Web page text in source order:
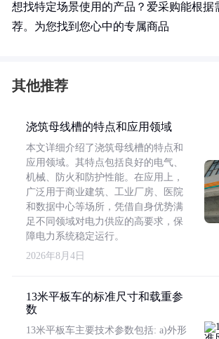
想找特定场景使用的产品？爱采购能根据
荐。为您找到您心中的专属商品
其他推荐
浇筑母线槽的特点和应用领域
本文详细介绍了浇筑母线槽的特点和
应用领域。其特点包括良好的电气、
机械、防火和防护性能。在应用上，
广泛用于商业建筑、工业厂房、医院
和数据中心等场所，凭借自身优势满
足不同领域对电力供应的高要求，保
障电力系统稳定运行。
2026年8月4日
13米平板车的标准尺寸和载重参
数
13米平板车主要技术参数包括: a)外形